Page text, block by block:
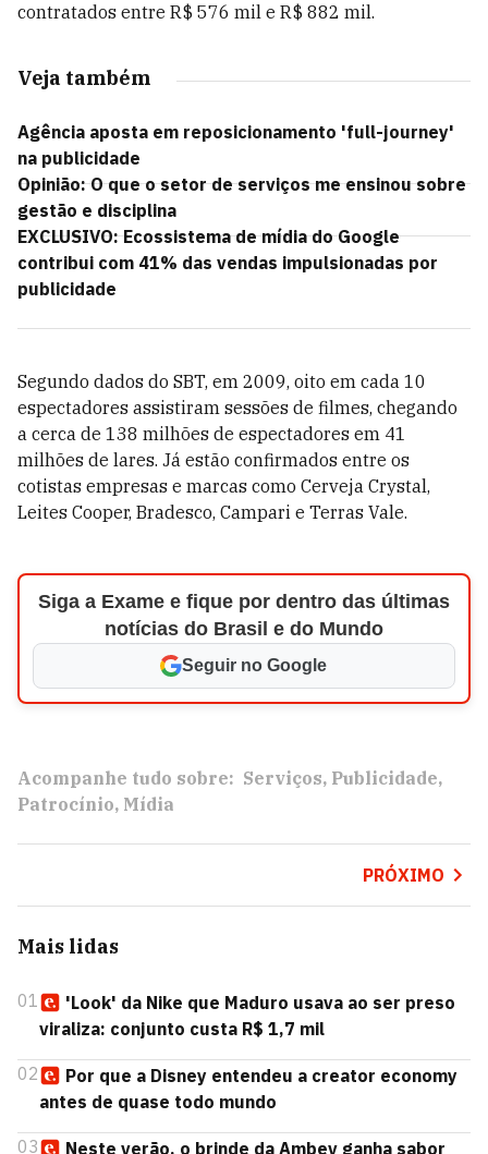
contratados entre R$ 576 mil e R$ 882 mil.
Veja também
Agência aposta em reposicionamento 'full-journey'
na publicidade
Opinião: O que o setor de serviços me ensinou sobre
gestão e disciplina
EXCLUSIVO: Ecossistema de mídia do Google
contribui com 41% das vendas impulsionadas por
publicidade
Segundo dados do SBT, em 2009, oito em cada 10
espectadores assistiram sessões de filmes, chegando
a cerca de 138 milhões de espectadores em 41
milhões de lares. Já estão confirmados entre os
cotistas empresas e marcas como Cerveja Crystal,
Leites Cooper, Bradesco, Campari e Terras Vale.
Siga a Exame e fique por dentro das últimas
notícias do Brasil e do Mundo
Seguir no Google
Acompanhe tudo sobre: Serviços Publicidade
Patrocínio Mídia
PRÓXIMO
Mais lidas
01
'Look' da Nike que Maduro usava ao ser preso
viraliza: conjunto custa R$ 1,7 mil
02
Por que a Disney entendeu a creator economy
antes de quase todo mundo
03 Neste verão, o brinde da Ambev ganha sabor